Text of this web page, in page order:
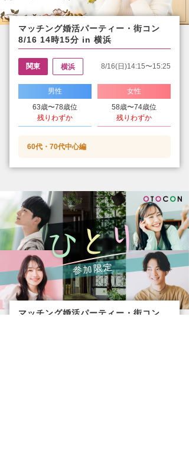
マッチング婚活パーティー・街コン
8/16 14時15分 in 横浜
関東 横浜 8/16(日)14:15〜15:25
男性
63歳〜78歳位
残りわずか
女性
58歳〜74歳位
残りわずか
60代・70代中心編
マッチング婚活パーティー・街コン